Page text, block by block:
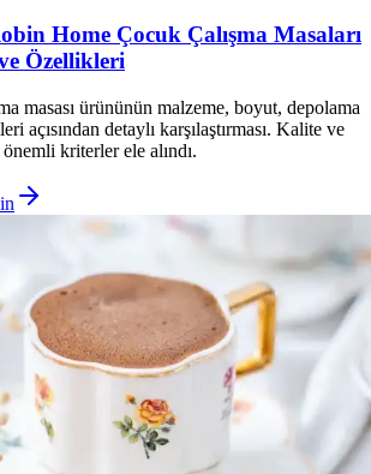
Home Çocuk Çalışma Masaları
Özellikleri
masası ürününün malzeme, boyut, depolama
açısından detaylı karşılaştırması. Kalite ve
kriterler ele alındı.